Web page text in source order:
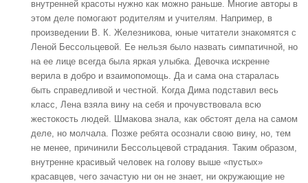
внутренней красоты нужно как можно раньше. Многие авторы в
этом деле помогают родителям и учителям. Например, в
произведении В. К. Железникова, юные читатели знакомятся с
Леной Бессольцевой. Ее нельзя было назвать симпатичной, но
на ее лице всегда была яркая улыбка. Девочка искренне
верила в добро и взаимопомощь. Да и сама она старалась
быть справедливой и честной. Когда Дима подставил весь
класс, Лена взяла вину на себя и прочувствовала всю
жестокость людей. Шмакова знала, как обстоят дела на самом
деле, но молчала. Позже ребята осознали свою вину, но, тем
не менее, причинили Бессольцевой страдания. Таким образом,
внутренне красивый человек на голову выше «пустых»
красавцев, чего зачастую ни он не знает, ни окружающие не